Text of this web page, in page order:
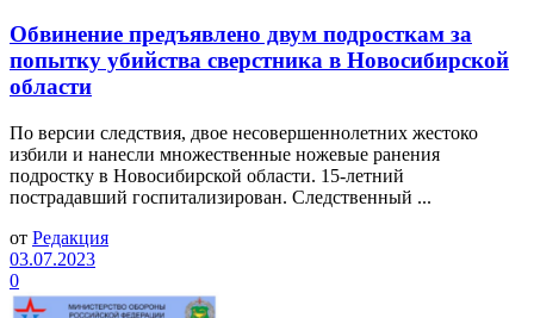
Обвинение предъявлено двум подросткам за
попытку убийства сверстника в Новосибирской
области
По версии следствия, двое несовершеннолетних жестоко
избили и нанесли множественные ножевые ранения
подростку в Новосибирской области. 15-летний
пострадавший госпитализирован. Следственный ...
от Редакция
03.07.2023
0